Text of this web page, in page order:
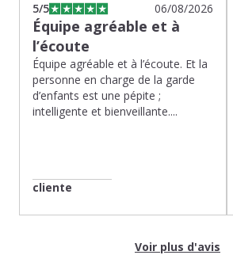
5/5 06/08/2026
Équipe agréable et à
l’écoute
Équipe agréable et à l’écoute. Et la
personne en charge de la garde
d’enfants est une pépite ;
intelligente et bienveillante....
cliente
Voir plus d'avis